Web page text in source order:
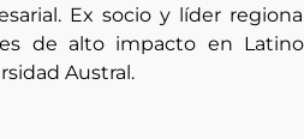
Ex socio y líder
de alto impacto en
Austral.